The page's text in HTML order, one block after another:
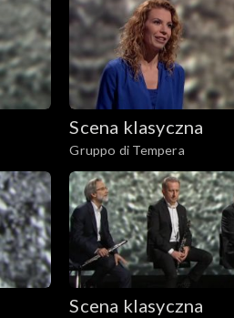
Scena klasyczna
Gruppo di Tempera
Scena klasyczna